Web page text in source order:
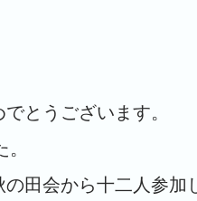
とうございます。
田会から十二人参加